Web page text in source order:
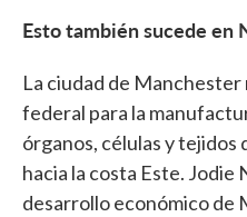
Esto también sucede en
La ciudad de
federal para la
órganos, células y
hacia la costa Este. Jodie
desarrollo económico de